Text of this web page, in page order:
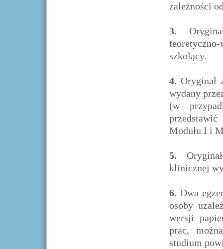
zależności
3.
szkolący.
4. Oryginał
wydany
(w
Modułu I i
5.
klinicznej
6. Dwa
osoby
wersji
prac,
studium